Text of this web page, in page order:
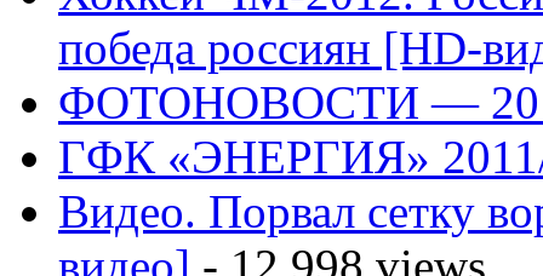
победа россиян [HD-
ФОТОНОВОСТИ —
ГФК «ЭНЕРГИЯ»
Видео. Порвал сетку